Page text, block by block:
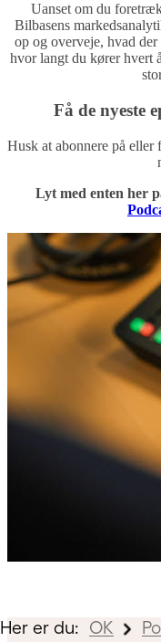
Uanset om du
Bilbasens
op og overveje, hvad
hvor langt du kører hvert
Få de nyeste
Husk at abonnere på eller
Lyt med enten her
Her er du: OK